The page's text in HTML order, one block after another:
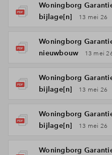
Woningborg
bijlage[n]
13 mei 26
Woningborg
nieuwbouw
13 mei
Woningborg
bijlage[n]
13 mei 26
Woningborg
bijlage[n]
13 mei 26
Woningborg